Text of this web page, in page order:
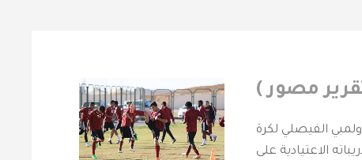
مصور )
الفيصلي لكرة
الاعتيادية على